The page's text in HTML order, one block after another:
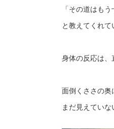
「その道はも
と教えてくれて
身体の反応は、
面倒くささの奥
まだ見えてい